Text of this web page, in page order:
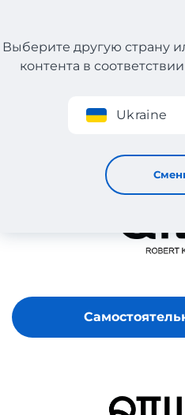
Регистрация
Выберите другую страну
контента в
Ukraine
ROBERT KUPISZ